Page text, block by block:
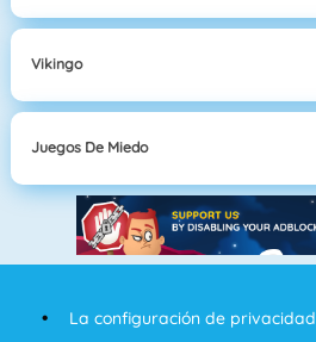
Vikingo
Juegos De Miedo
La configuración de privacidad